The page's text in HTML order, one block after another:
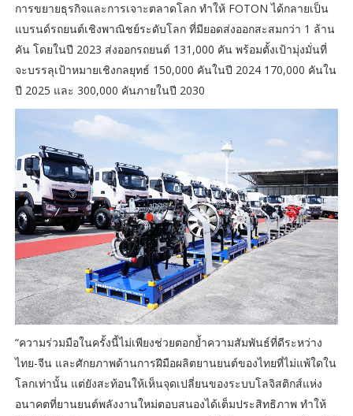
การขยายธุรกิจและการเจาะตลาดโลก ทำให้ FOTON ได้กลายเป็น
แบรนด์รถยนต์เชิงพาณิชย์ระดับโลก ที่มียอดส่งออกสะสมกว่า 1 ล้าน
คัน โดยในปี 2023 ส่งออกรถยนต์ 131,000 คัน พร้อมตั้งเป้ามุ่งมั่นที่
จะบรรลุเป้าหมายเชิงกลยุทธ์ 150,000 คันในปี 2024 170,000 คันใน
ปี 2025 และ 300,000 คันภายในปี 2030
“ความร่วมมือในครั้งนี้ไม่เพียงช่วยตอกย้ำความสัมพันธ์ที่ดีระหว่าง
ไทย-จีน และศักยภาพด้านการฝีมือผลิตยานยนต์ของไทยที่ไม่แพ้ใดใน
โลกเท่านั้น แต่ยังสะท้อนให้เห็นจุดเปลี่ยนของระบบโลจิสติกส์แห่ง
อนาคตที่ยานยนต์พลังงานใหม่ตอบสนองได้เต็มประสิทธิภาพ ทำให้